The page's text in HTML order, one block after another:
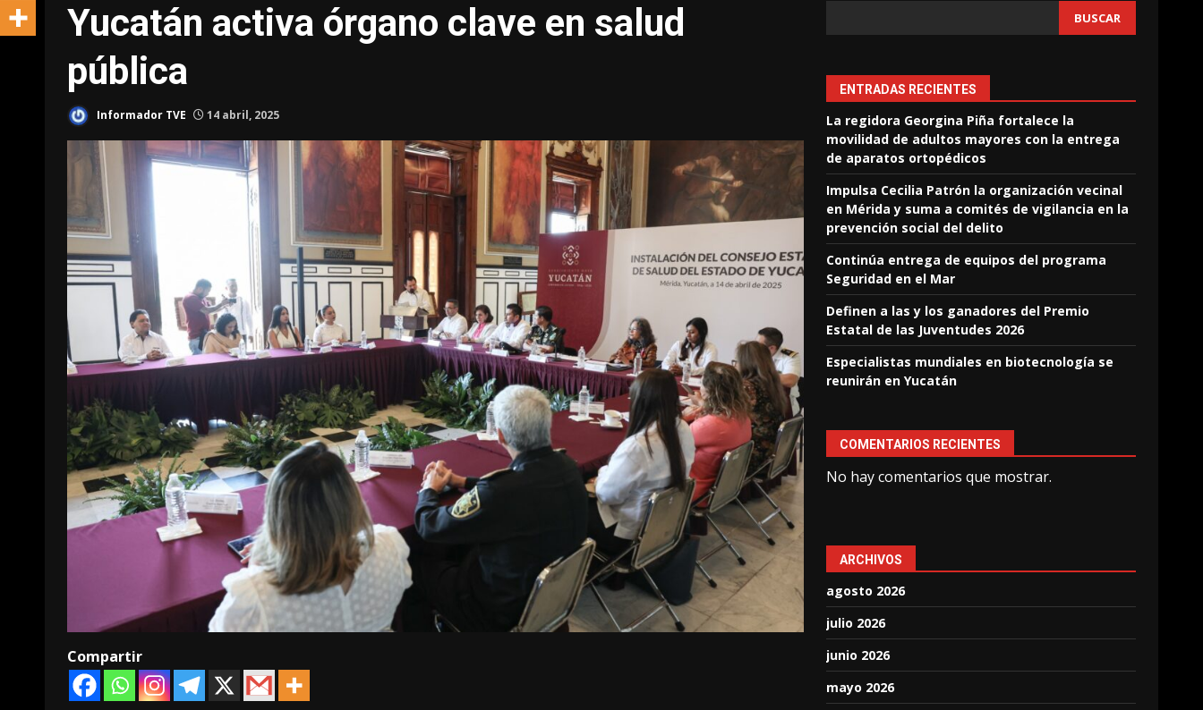
Yucatán activa órgano clave en salud
pública
Informador TVE 14 abril, 2025
Compartir
BUSCAR
ENTRADAS RECIENTES
La regidora Georgina Piña fortalece la
movilidad de adultos mayores con la entrega
de aparatos ortopédicos
Impulsa Cecilia Patrón la organización vecinal
en Mérida y suma a comités de vigilancia en la
prevención social del delito
Continúa entrega de equipos del programa
Seguridad en el Mar
Definen a las y los ganadores del Premio
Estatal de las Juventudes 2026
Especialistas mundiales en biotecnología se
reunirán en Yucatán
COMENTARIOS RECIENTES
No hay comentarios que mostrar.
ARCHIVOS
agosto 2026
julio 2026
junio 2026
mayo 2026